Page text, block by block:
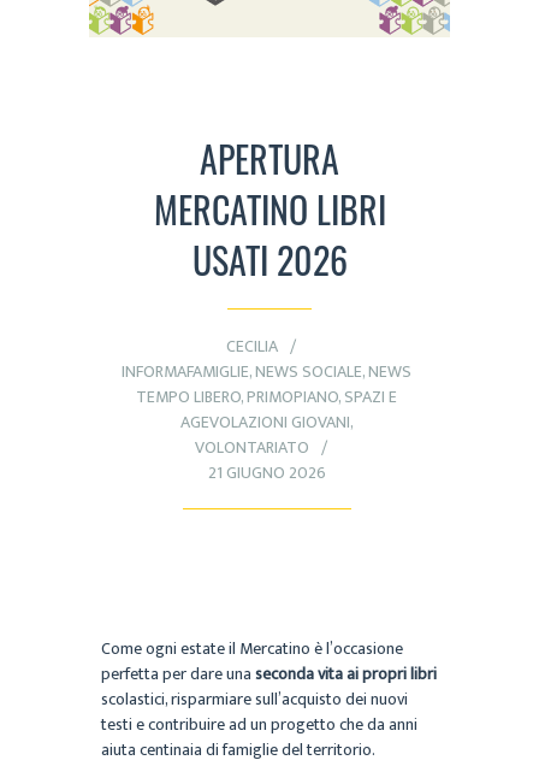
APERTURA
MERCATINO LIBRI
USATI 2026
CECILIA
INFORMAFAMIGLIE,NEWS SOCIALE,NEWS
TEMPO LIBERO,PRIMOPIANO,SPAZI E
AGEVOLAZIONI GIOVANI,
VOLONTARIATO
21 GIUGNO 2026
Come ogni estate il Mercatino è l’occasione
perfetta per dare unaseconda vita ai propri libri
scolastici, risparmiare sull’acquisto dei nuovi
testi e contribuire ad un progetto che da anni
aiuta centinaia di famiglie del territorio.